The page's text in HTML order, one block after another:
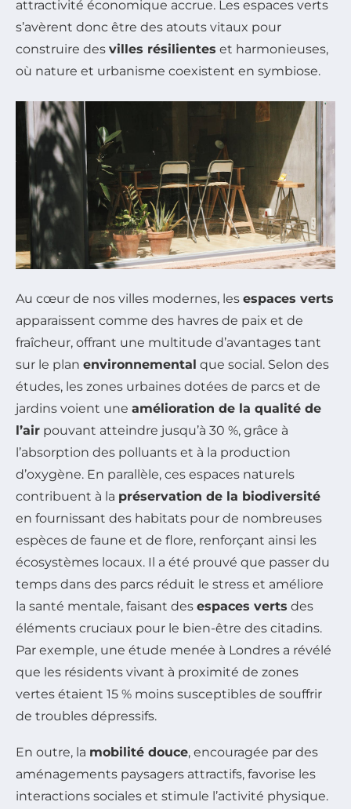
attractivité économique accrue. Les espaces verts
s’avèrent donc être des atouts vitaux pour
construire des villes résilientes et harmonieuses,
où nature et urbanisme coexistent en symbiose.
Au cœur de nos villes modernes, les espaces verts
apparaissent comme des havres de paix et de
fraîcheur, offrant une multitude d’avantages tant
sur le plan environnemental que social. Selon des
études, les zones urbaines dotées de parcs et de
jardins voient une amélioration de la qualité de
l’air pouvant atteindre jusqu’à 30 %, grâce à
l’absorption des polluants et à la production
d’oxygène. En parallèle, ces espaces naturels
contribuent à la préservation de la biodiversité
en fournissant des habitats pour de nombreuses
espèces de faune et de flore, renforçant ainsi les
écosystèmes locaux. Il a été prouvé que passer du
temps dans des parcs réduit le stress et améliore
la santé mentale, faisant des espaces verts des
éléments cruciaux pour le bien-être des citadins.
Par exemple, une étude menée à Londres a révélé
que les résidents vivant à proximité de zones
vertes étaient 15 % moins susceptibles de souffrir
de troubles dépressifs.
En outre, la mobilité douce, encouragée par des
aménagements paysagers attractifs, favorise les
interactions sociales et stimule l’activité physique.